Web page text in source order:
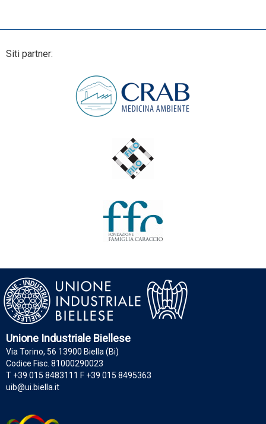
Siti partner:
Unione Industriale Biellese
Via Torino, 56 13900 Biella (Bi)
Codice Fisc. 81000290023
T +39 015 8483111 F +39 015 8495363
uib@ui.biella.it